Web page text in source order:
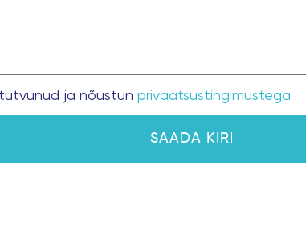
ja nõustun privaatsustingimustega
SAADA KIRI